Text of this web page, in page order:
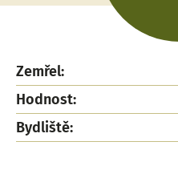
Zemřel:
Hodnost:
Bydliště: